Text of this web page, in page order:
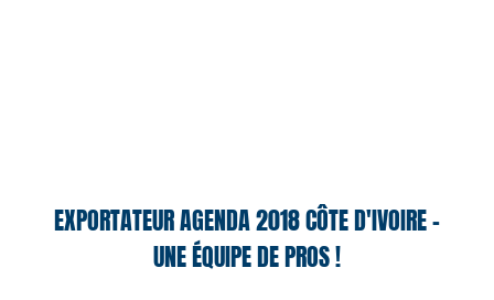
EXPORTATEUR AGENDA 2018 CÔTE D'IVOIRE –
UNE ÉQUIPE DE PROS !